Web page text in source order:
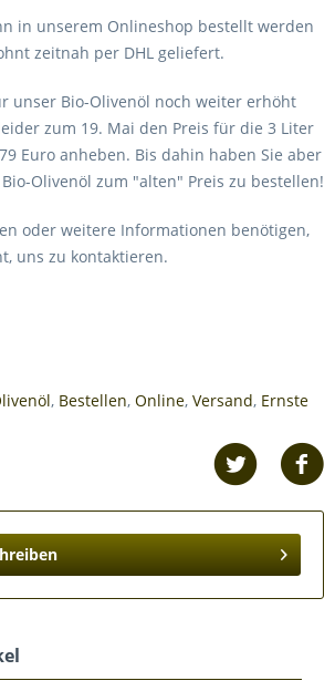
in unserem Onlineshop bestellt werden
zeitnah per DHL geliefert.
unser Bio-Olivenöl noch weiter erhöht
zum 19. Mai den Preis für die 3 Liter
Euro anheben. Bis dahin haben Sie aber
Olivenöl zum "alten" Preis zu bestellen!
oder weitere Informationen benötigen,
uns zu kontaktieren.
, Bestellen, Online, Versand, Ernste